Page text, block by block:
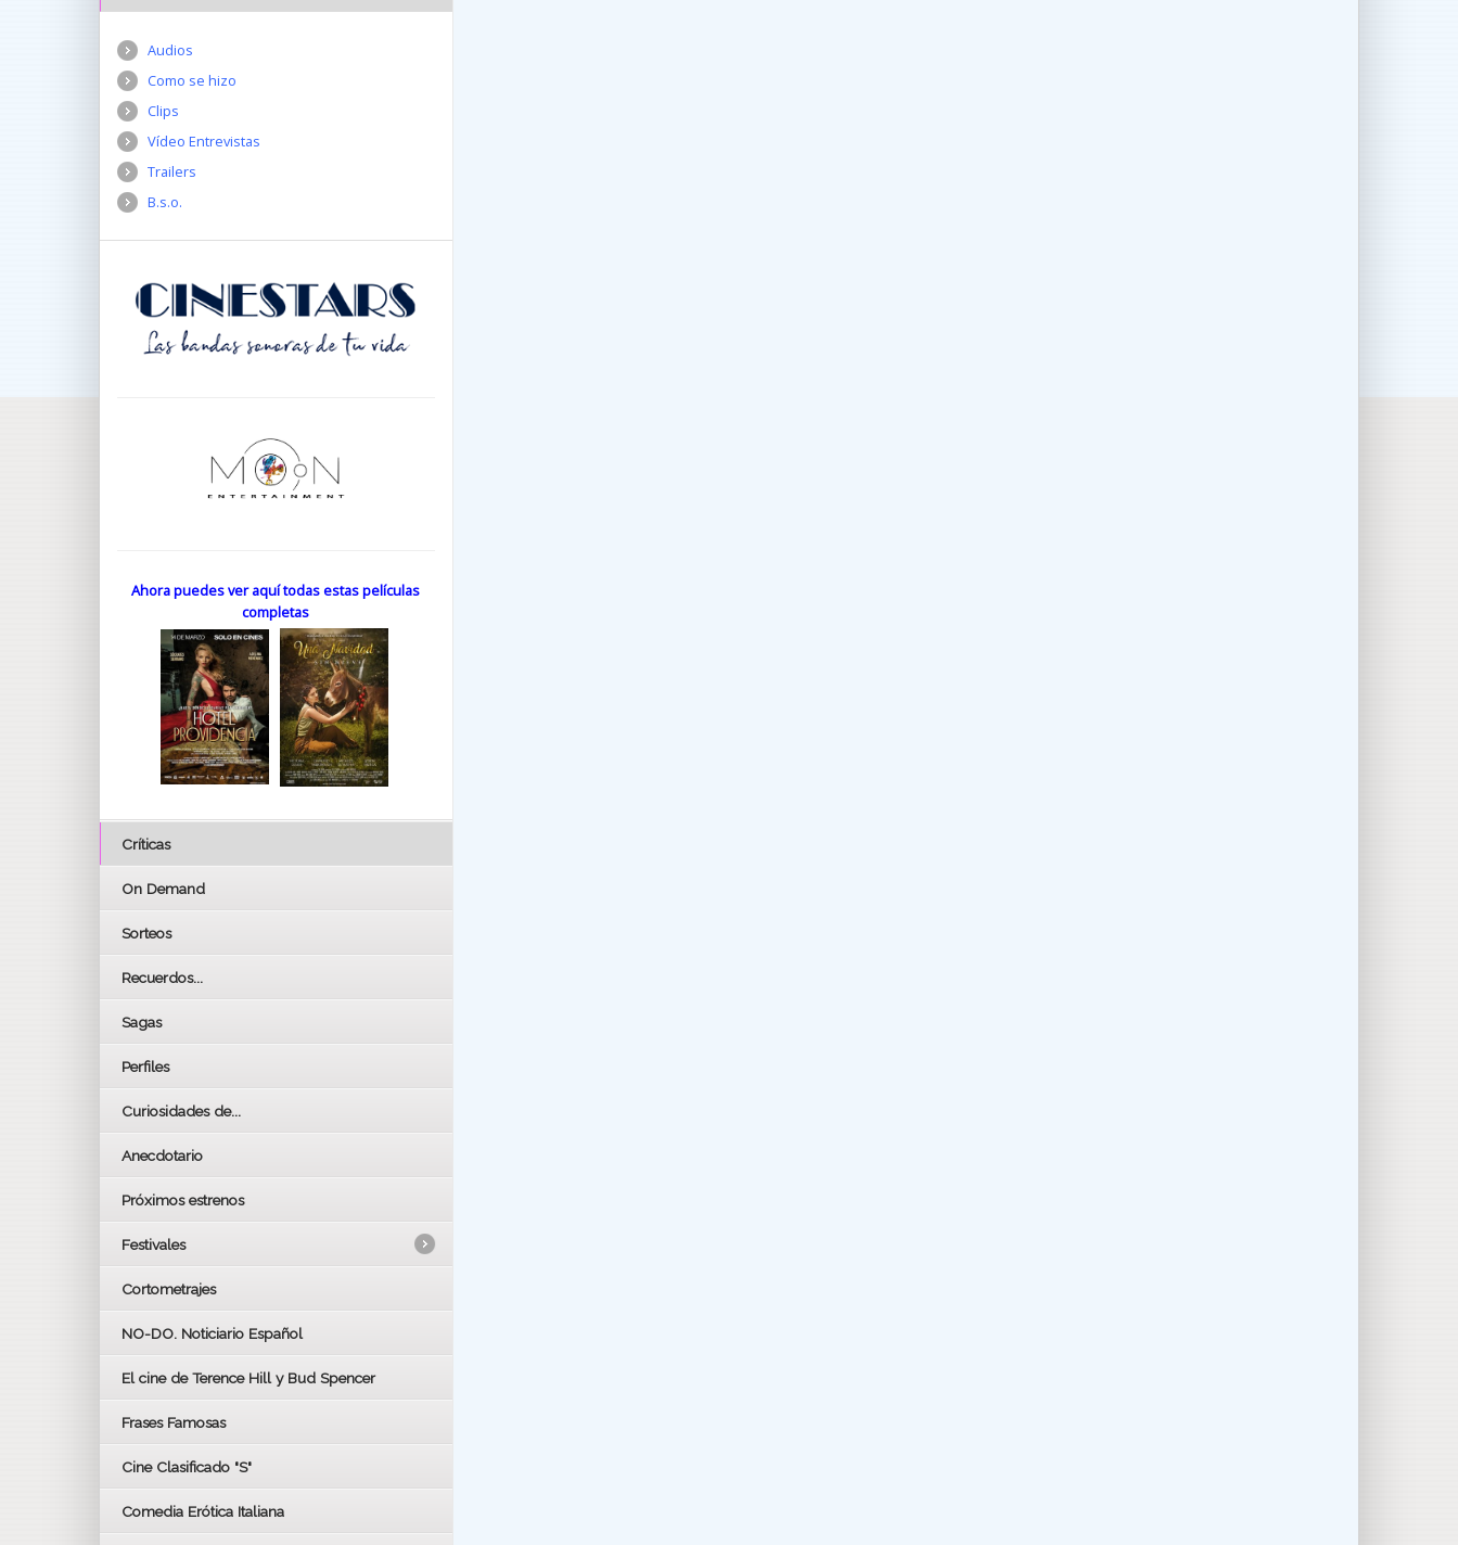
Audios
Como se hizo
Clips
Vídeo Entrevistas
Trailers
B.s.o.
Ahora puedes ver aquí todas estas películas
completas
Críticas
On Demand
Sorteos
Recuerdos...
Sagas
Perfiles
Curiosidades de...
Anecdotario
Próximos estrenos
Festivales
LOS OSCARS
BAFTA
Cortometrajes
NO-DO. Noticiario Español
El cine de Terence Hill y Bud Spencer
Frases Famosas
Cine Clasificado "S"
Comedia Erótica Italiana